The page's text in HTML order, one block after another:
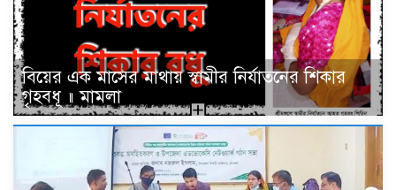
বিয়ের এক মাসের মাথায় স্বামীর নির্যাতনের শিকার
গৃহবধূ ॥ মামলা